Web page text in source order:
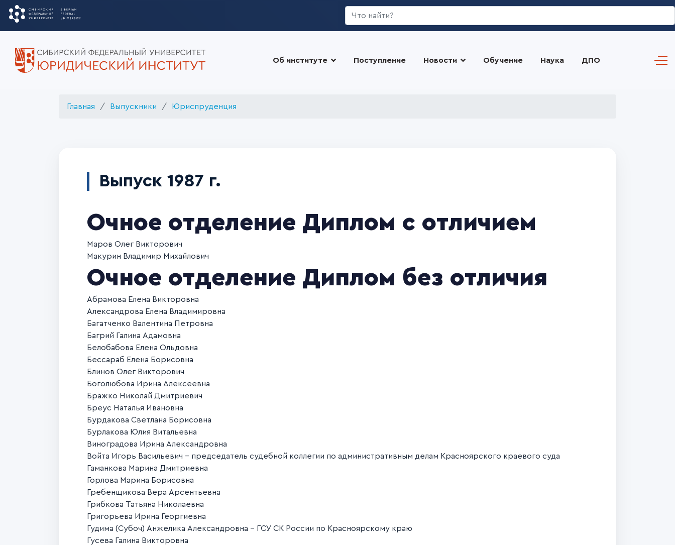
Искать...
Об институте Поступление Новости Обучение Наука ДПО
Главная Выпускники Юриспруденция
Выпуск 1987 г.
Очное отделение Диплом с отличием
Маров Олег Викторович
Макурин Владимир Михайлович
Очное отделение Диплом без отличия
Абрамова Елена Викторовна
Александрова Елена Владимировна
Багатченко Валентина Петровна
Багрий Галина Адамовна
Белобабова Елена Ольдовна
Бессараб Елена Борисовна
Блинов Олег Викторович
Боголюбова Ирина Алексеевна
Бражко Николай Дмитриевич
Бреус Наталья Ивановна
Бурдакова Светлана Борисовна
Бурлакова Юлия Витальевна
Виноградова Ирина Александровна
Войта Игорь Васильевич - председатель судебной коллегии по административным делам Красноярского краевого суда
Гаманкова Марина Дмитриевна
Горлова Марина Борисовна
Гребенщикова Вера Арсентьевна
Грибкова Татьяна Николаевна
Григорьева Ирина Георгиевна
Гудима (Субоч) Анжелика Александровна - ГСУ СК России по Красноярскому краю
Гусева Галина Викторовна